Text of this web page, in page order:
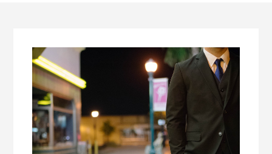
EVENTI
PUBBLICAZIONI
Chi Siamo Contatti